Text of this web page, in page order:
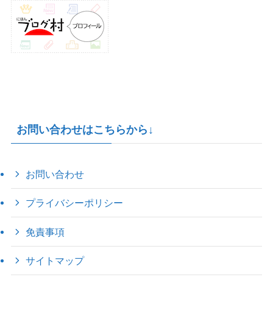
お問い合わせはこちらから↓
お問い合わせ
プライバシーポリシー
免責事項
サイトマップ